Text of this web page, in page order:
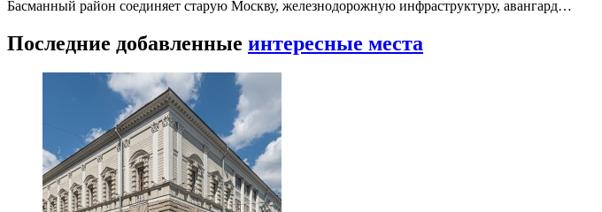
Басманный район соединяет старую Москву, железнодорожную инфраструктуру, авангард…
Последние добавленные интересные места